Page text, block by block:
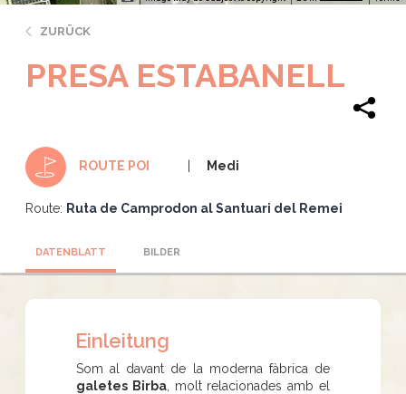
ZURÜCK
PRESA ESTABANELL
ROUTE POI Medi
Route: Ruta de Camprodon al Santuari del Remei
DATENBLATT BILDER
Einleitung
Som al davant de la moderna fàbrica de
galetes Birba, molt relacionades amb el